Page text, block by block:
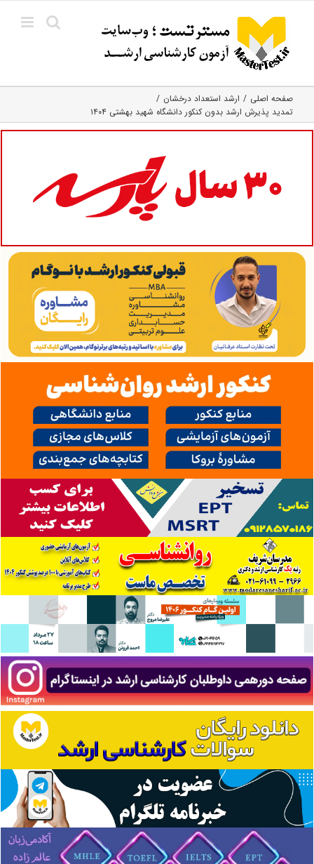
content
صفحه اصلی
ارشد استعداد درخشان
تمدید پذیرش ارشد بدون کنکور دانشگاه شهید بهشتی ۱۴۰۴